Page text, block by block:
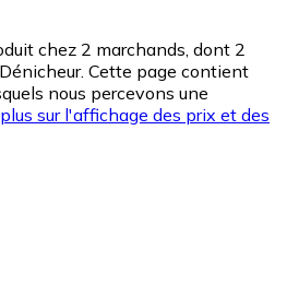
chez 2 marchands, dont 2
Cette page contient
nous percevons une
sur l'affichage des prix et des